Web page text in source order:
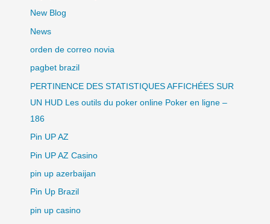
New Blog
News
orden de correo novia
pagbet brazil
PERTINENCE DES STATISTIQUES AFFICHÉES SUR
UN HUD Les outils du poker online Poker en ligne –
186
Pin UP AZ
Pin UP AZ Casino
pin up azerbaijan
Pin Up Brazil
pin up casino